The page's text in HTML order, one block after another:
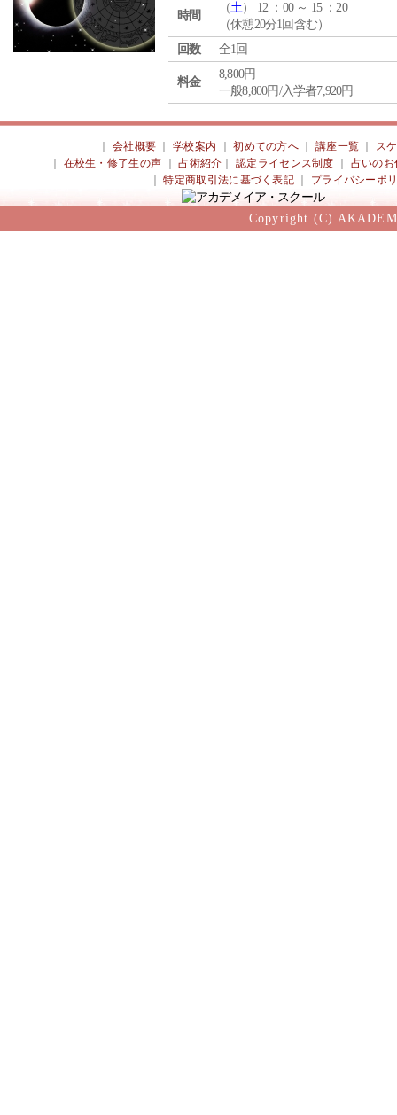
時間
（土） 12 ：00 ～ 15 ：20
（休憩20分1回含む）
回数
全1回
料金
8,800円
一般8,800円/入学者7,920円
会社概要 ｜学校案内 ｜初めての方へ 講座一覧
ス
在校生・修了生の声 ｜占術紹介 ｜認定ライセンス制度
占いのお
｜特定商取引法に基づく表記 プライバシーポ
Copyright (C)